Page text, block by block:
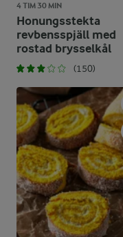
4 TIM 30 MIN
Honungsstekta
revbensspjäll med
rostad brysselkål
(150)